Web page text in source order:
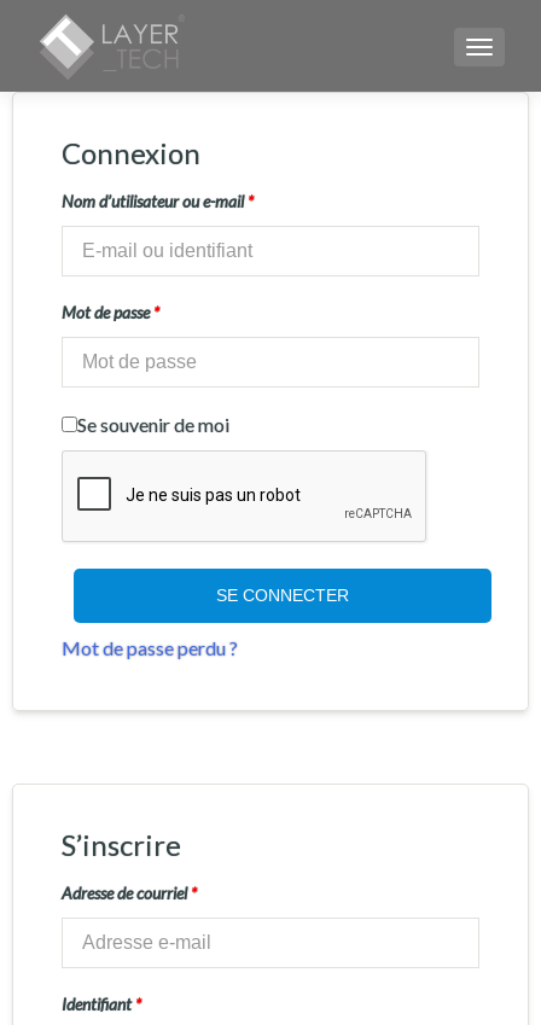
Connexion
Nom d’utilisateur ou e-mail*
Mot de passe*
Se souvenir de moi
SE CONNECTER
Mot de passe perdu ?
S’inscrire
Adresse de courriel*
Identifiant*